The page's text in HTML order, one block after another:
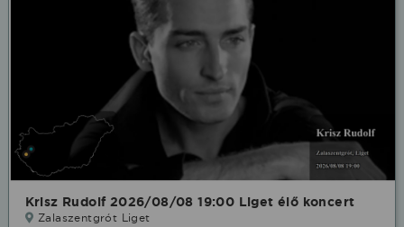
Krisz Rudolf 2026/08/08 19:00 Liget élő koncert
Zalaszentgrót Liget